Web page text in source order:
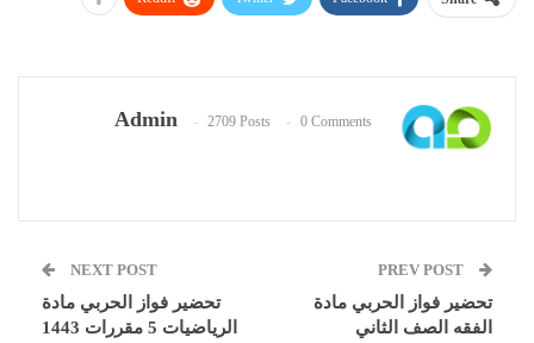
Admin 2709 Posts 0 Comments
تحضير فواز الحربي مادة
الفقه الصف الثاني
NEXT POST
تحضير فواز الحربي مادة
الرياضيات 5 مقررات 1443